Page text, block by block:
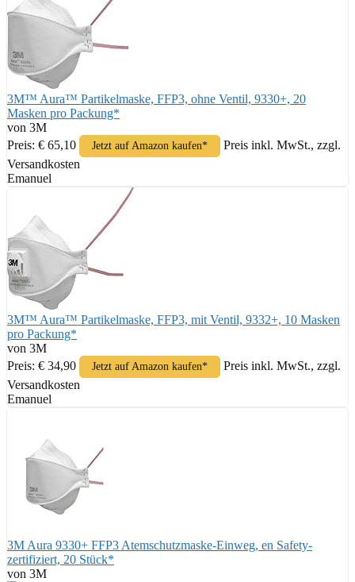
3M™ Aura™ Partikelmaske, FFP3, ohne Ventil, 9330+, 20
Masken pro Packung*
von 3M
Preis: € 65,10
Jetzt auf Amazon kaufen*
Preis inkl. MwSt., zzgl.
Versandkosten
Emanuel
3M™ Aura™ Partikelmaske, FFP3, mit Ventil, 9332+, 10 Masken
pro Packung*
von 3M
Preis: € 34,90
Jetzt auf Amazon kaufen*
Preis inkl. MwSt., zzgl.
Versandkosten
Emanuel
3M Aura 9330+ FFP3 Atemschutzmaske-Einweg, en Safety-
zertifiziert, 20 Stück*
von 3M